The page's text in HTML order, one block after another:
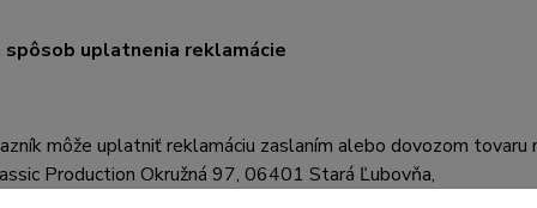
spôsob uplatnenia reklamácie
môže uplatniť reklamáciu zaslaním alebo dovozom tovaru
Production Okružná 97, 06401 Stará Ľubovňa,